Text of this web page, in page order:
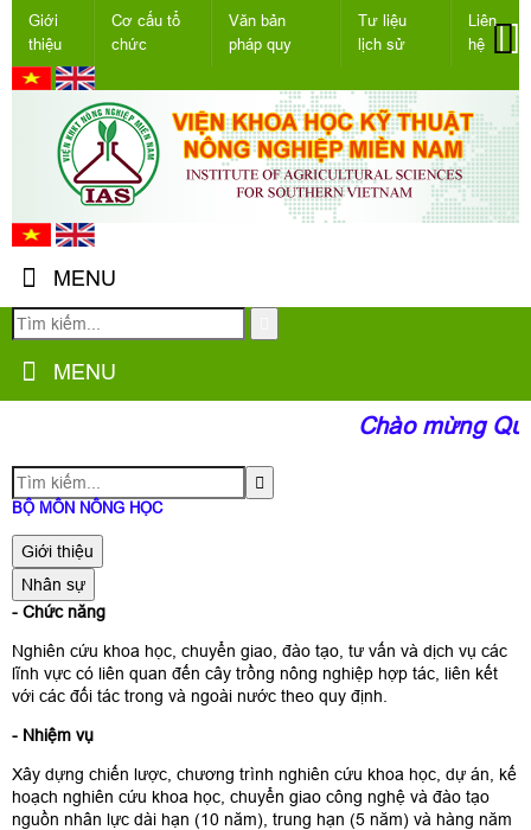
Giới
thiệu
Cơ cấu tổ
chức
Văn bản
pháp quy
Tư liệu
lịch sử
Liên
hệ
MENU
MENU
Chào mừng
BỘ MÔN NÔNG HỌC
Giới thiệu
Nhân sự
- Chức năng
Nghiên cứu khoa học, chuyển giao, đào tạo, tư vấn và dịch vụ các
lĩnh vực có liên quan đến cây trồng nông nghiệp hợp tác, liên kết
với các đối tác trong và ngoài nước theo quy định.
- Nhiệm vụ
Xây dựng chiến lược, chương trình nghiên cứu khoa học, dự án, kế
hoạch nghiên cứu khoa học, chuyển giao công nghệ và đào tạo
nguồn nhân lực dài hạn (10 năm), trung hạn (5 năm) và hàng năm